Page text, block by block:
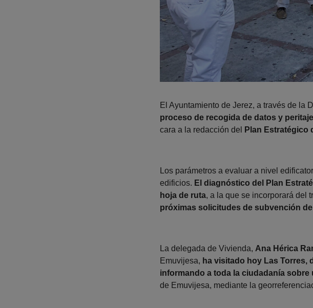
El Ayuntamiento de Jerez, a través de la
proceso de recogida de datos y
cara a la redacción del
Plan Estratégico
Los parámetros a evaluar a nivel
edificios. El diagnóstico del Plan
hoja de ruta, a la que se incorporará del
próximas solicitudes de subvención
La delegada de Vivienda, Ana Hérica
Emuvijesa, ha visitado hoy Las Torres,
informando a toda la ciudadanía
de Emuvijesa, mediante la